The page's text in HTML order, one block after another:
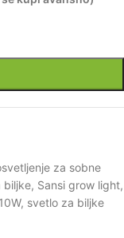
za sobne
biljke, Sansi grow light,
, svetlo za biljke